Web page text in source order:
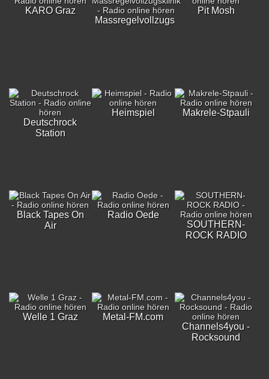
KARO Graz
Massregelvollzugsklinik
Pit Mosh
Deutschrock
Station
Heimspiel Makrele-Stpauli
Black Tapes On
Air
Radio Oede
SOUTHERN-
ROCK RADIO
Welle 1 Graz
Metal-FM.com
Channels4you -
Rocksound